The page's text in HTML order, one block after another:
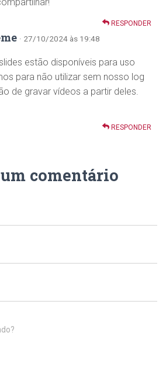
RESPONDER
· 27/10/2024 às 19:48
estão disponíveis para uso
para não utilizar sem nosso log
de gravar vídeos a partir deles.
RESPONDER
comentário